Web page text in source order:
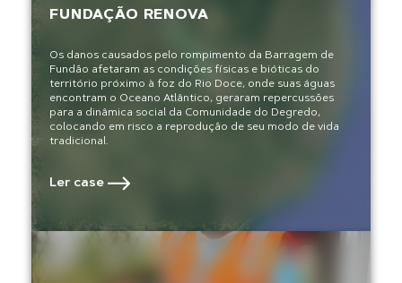
REMANESCENTE DE QUILOMBO DO
FUNDAÇÃO RENOVA
Os danos causados pelo rompimento da Barragem de
Fundão afetaram as condições físicas e bióticas do
território próximo à foz do Rio Doce, onde suas águas
encontram o Oceano Atlântico, geraram repercussões
para a dinâmica social da Comunidade do Degredo,
colocando em risco a reprodução de seu modo de vida
tradicional.
Ler case